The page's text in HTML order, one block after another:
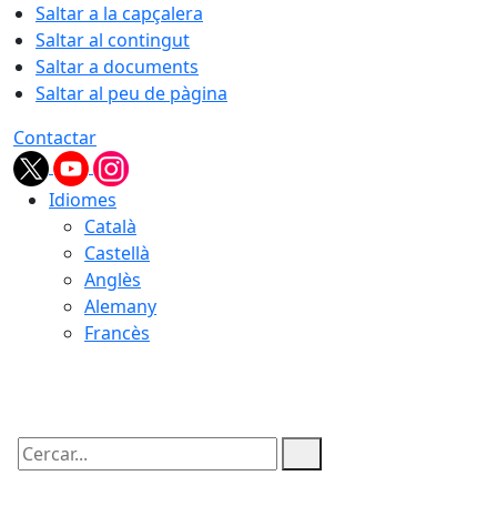
Saltar a la capçalera
Saltar al contingut
Saltar a documents
Saltar al peu de pàgina
Contactar
Idiomes
Català
Castellà
Anglès
Alemany
Francès
Cercar: